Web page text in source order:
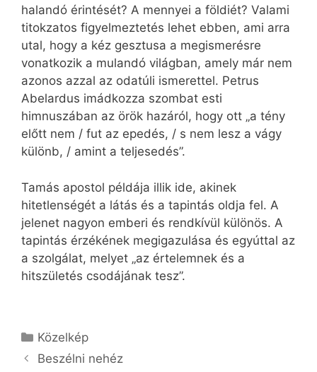
halandó érintését? A mennyei a földiét? Valami
titokzatos figyelmeztetés lehet ebben, ami arra
utal, hogy a kéz gesztusa a megismerésre
vonatkozik a mulandó világban, amely már nem
azonos azzal az odatúli ismerettel. Petrus
Abelardus imádkozza szombat esti
himnuszában az örök hazáról, hogy ott „a tény
előtt nem / fut az epedés, / s nem lesz a vágy
különb, / amint a teljesedés”.
Tamás apostol példája illik ide, akinek
hitetlenségét a látás és a tapintás oldja fel. A
jelenet nagyon emberi és rendkívül különös. A
tapintás érzékének megigazulása és egyúttal az
a szolgálat, melyet „az értelemnek és a
hitszületés csodájának tesz”.
Kategória
Közelkép
Beszélni nehéz